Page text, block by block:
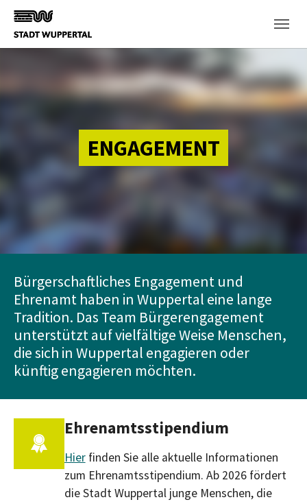
Skip to main content
ENGAGEMENT
Bürgerschaftliches Engagement und
Ehrenamt haben in Wuppertal eine lange
Tradition. Das Team Bürgerengagement
unterstützt auf vielfältige Weise Menschen,
die sich in Wuppertal engagieren oder
künftig engagieren möchten.
Ehrenamtsstipendium
Hierfinden Sie alle aktuelle Informationen
zum Ehrenamtsstipendium. Ab 2026 fördert
die Stadt Wuppertal junge Menschen, die